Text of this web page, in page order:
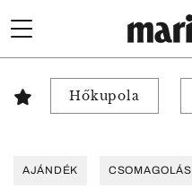
Hőkupola
AJÁNDÉK CSOMAGOLÁS